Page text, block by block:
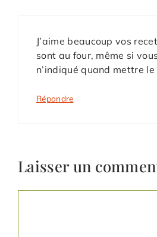
J’aime beaucoup vos
sont au four, même si
n’indiqué quand mettre
Répondre
Laisser un